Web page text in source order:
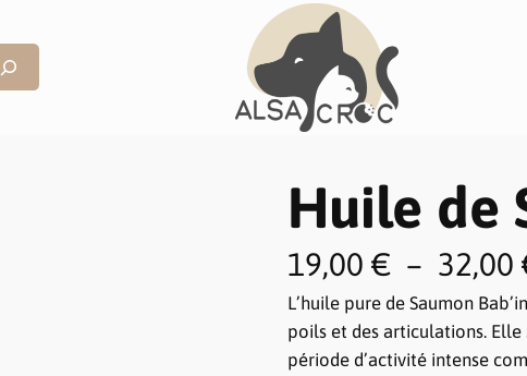
Huile de
19,00 € – 32,00
L’huile pure de Saumon
poils et des articulations.
période d’activité intense